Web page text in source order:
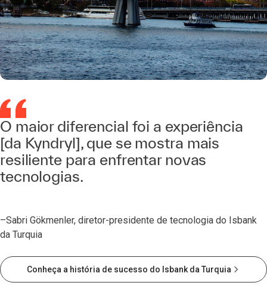
O maior diferencial foi a experiência
[da Kyndryl], que se mostra mais
resiliente para enfrentar novas
tecnologias.
–Sabri Gökmenler, diretor-presidente de tecnologia do Isbank
da Turquia
Conheça a história de sucesso do Isbank da Turquia